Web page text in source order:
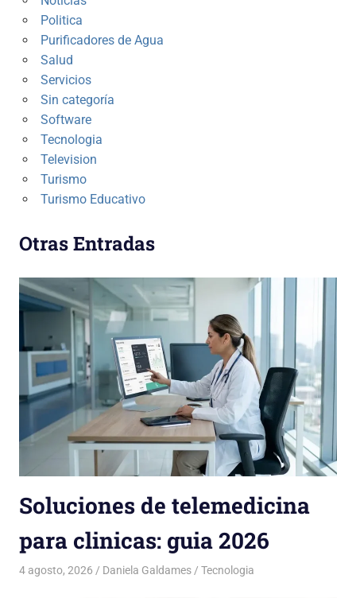
Politica
Purificadores de Agua
Salud
Servicios
Sin categoría
Software
Tecnologia
Television
Turismo
Turismo Educativo
Otras Entradas
Soluciones de telemedicina
para clinicas: guia 2026
4 agosto, 2026 Daniela Galdames Tecnologia